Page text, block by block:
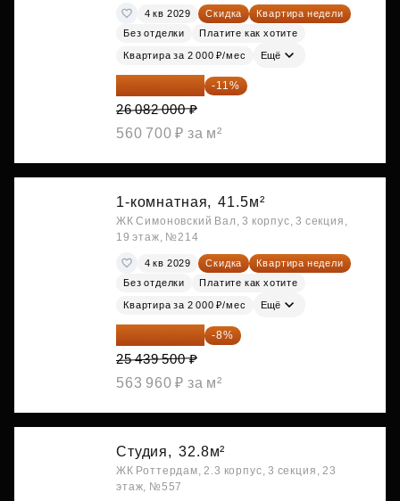
4 кв 2029 Скидка
Квартира недели
Без отделки
Платите как хотите
Квартира за 2 000 ₽/мес Ещё
23 212 980 ₽ -11%
26 082 000 ₽
560 700 ₽ за м²
1-комнатная, 41.5м²
ЖК Симоновский Вал, 3 корпус, 3 секция,
19 этаж, №214
4 кв 2029 Скидка
Квартира недели
Без отделки
Платите как хотите
Квартира за 2 000 ₽/мес Ещё
23 404 340 ₽ -8%
25 439 500 ₽
563 960 ₽ за м²
Студия, 32.8м²
ЖК Роттердам, 2.3 корпус, 3 секция, 23
этаж, №557